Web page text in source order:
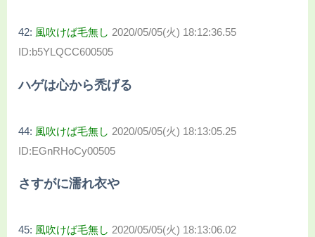
42: 風吹けば毛無し 2020/05/05(火) 18:12:36.55
ID:b5YLQCC600505
ハゲは心から禿げる
44: 風吹けば毛無し 2020/05/05(火) 18:13:05.25
ID:EGnRHoCy00505
さすがに濡れ衣や
45: 風吹けば毛無し 2020/05/05(火) 18:13:06.02